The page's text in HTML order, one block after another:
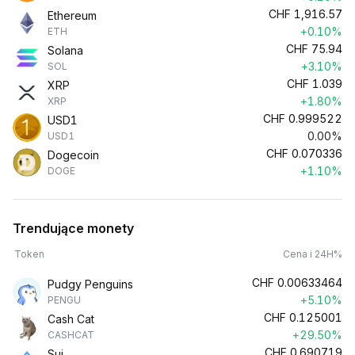
Ethereum
ETH
CHF 1,916.57
+0.10%
Solana
SOL
CHF 75.94
+3.10%
XRP
XRP
CHF 1.039
+1.80%
USD1
USD1
CHF 0.999522
0.00%
Dogecoin
DOGE
CHF 0.070336
+1.10%
Trendujące monety
Token Cena i 24H%
Pudgy Penguins
PENGU
CHF 0.00633464
+5.10%
Cash Cat
CASHCAT
CHF 0.125001
+29.50%
CHF 0.690719